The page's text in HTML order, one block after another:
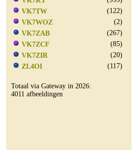
VK7TW
(122)
VK7WOZ
(2)
VK7ZAB
(267)
VK7ZCF
(85)
VK7ZIR
(20)
ZL4OI
(117)
Totaal via Gateway in 2026:
4011 afbeeldingen